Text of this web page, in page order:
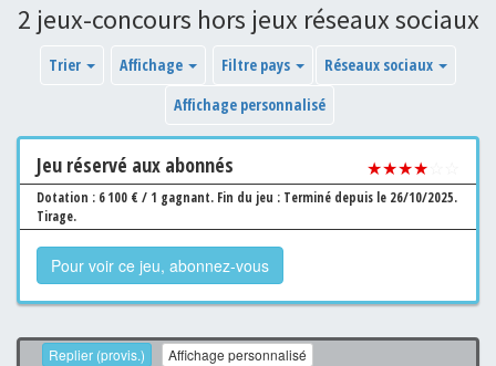
2 jeux-concours hors jeux réseaux sociaux
Trier Affichage Filtre pays
Réseaux sociaux
Affichage personnalisé
Jeu réservé aux abonnés ★★★★
Dotation : 6 100 € / 1 gagnant. Fin du jeu : Terminé depuis le 26/10/2025.
Tirage.
Pour voir ce jeu, abonnez-vous
Replier (provis.) Affichage personnalisé